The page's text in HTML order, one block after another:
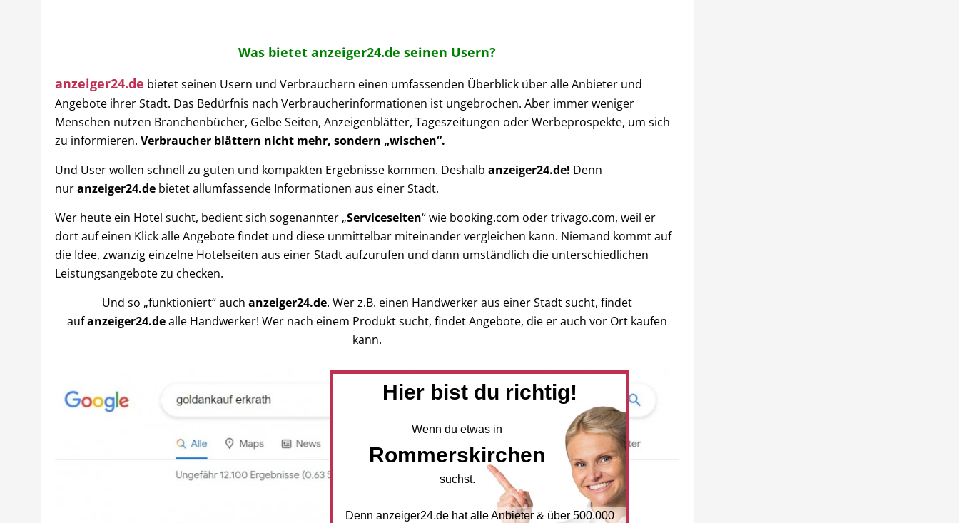
Was bietet anzeiger24.de seinen Usern?
anzeiger24.de bietet seinen Usern und Verbrauchern einen umfassenden Überblick über alle Anbieter und
Angebote ihrer Stadt. Das Bedürfnis nach Verbraucherinformationen ist ungebrochen. Aber immer weniger
Menschen nutzen Branchenbücher, Gelbe Seiten, Anzeigenblätter, Tageszeitungen oder Werbeprospekte, um sich
zu informieren. Verbraucher blättern nicht mehr, sondern „wischen“.
Und User wollen schnell zu guten und kompakten Ergebnisse kommen. Deshalb anzeiger24.de! Denn
nuranzeiger24.de bietet allumfassende Informationen aus einer Stadt.
Wer heute ein Hotel sucht, bedient sich sogenannter „Serviceseiten“ wie booking.com oder trivago.com, weil er
dort auf einen Klick alle Angebote findet und diese unmittelbar miteinander vergleichen kann. Niemand kommt auf
die Idee, zwanzig einzelne Hotelseiten aus einer Stadt aufzurufen und dann umständlich die unterschiedlichen
Leistungsangebote zu checken.
Und so „funktioniert“ auch anzeiger24.de. Wer z.B. einen Handwerker aus einer Stadt sucht, findet
aufanzeiger24.dealle Handwerker! Wer nach einem Produkt sucht, findet Angebote, die er auch vor Ort kaufen
kann.
Hier bist du richtig!
Wenn du etwas in
Rommerskirchen
suchst.
Denn anzeiger24.de hat alle Anbieter & über 500.000